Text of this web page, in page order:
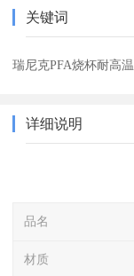
关键词
瑞尼克PFA烧杯耐高温
详细说明
品名
材质